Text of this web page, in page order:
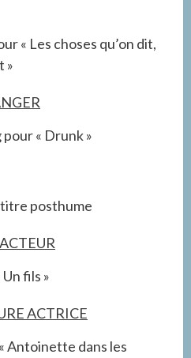
« Les choses qu’on dit,
»
« Drunk »
posthume
fils »
ACTRICE
Antoinette dans les